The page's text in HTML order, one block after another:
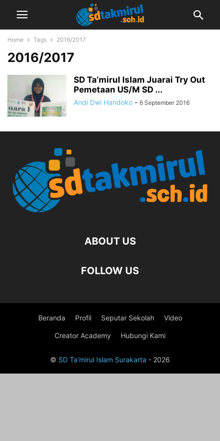
Home Tags 2016/2017
2016/2017
SD Ta’mirul Islam Juarai Try Out
Pemetaan US/M SD ...
Andi Dwi Handoko - 6 September 2016
ABOUT US
FOLLOW US
Beranda Profil Seputar Sekolah Video
Creator Academy Hubungi Kami
© SD Ta'mirul Islam Surakarta - 2026